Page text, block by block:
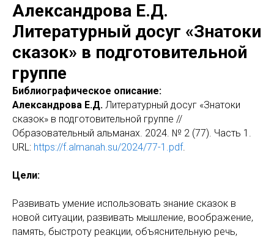
Александрова Е.Д.
Литературный досуг «Знатоки
сказок» в подготовительной
группе
Библиографическое описание:
Александрова Е.Д. Литературный досуг «Знатоки
сказок» в подготовительной группе //
Образовательный альманах. 2024. № 2 (77). Часть 1.
URL: https://f.almanah.su/2024/77-1.pdf.
Цели:
Развивать умение использовать знание сказок в
новой ситуации, развивать мышление, воображение,
память, быстроту реакции, объяснительную речь,